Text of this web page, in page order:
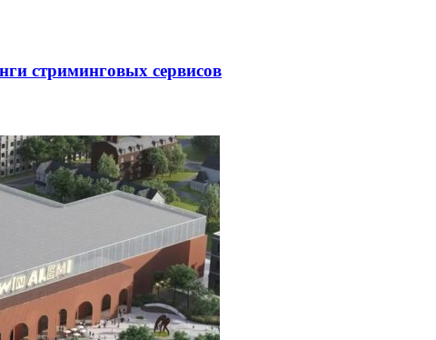
стриминговых сервисов